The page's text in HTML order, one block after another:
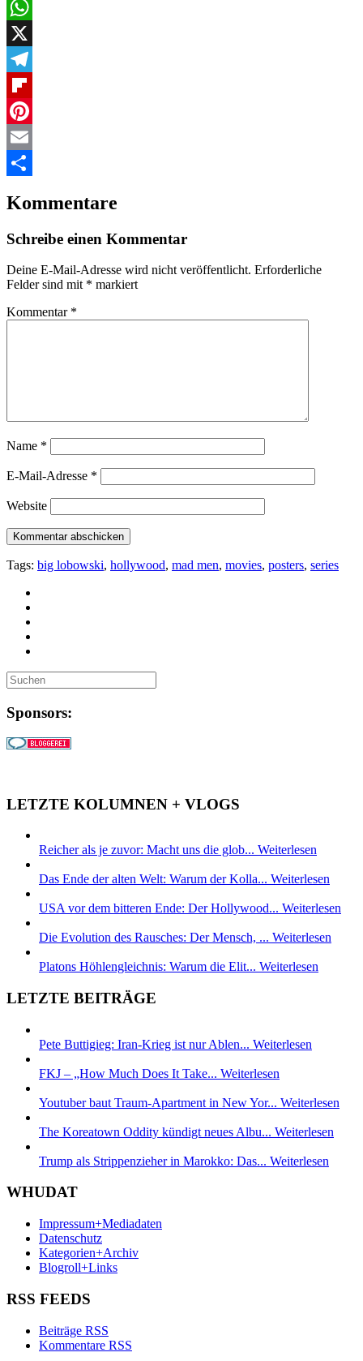
Facebook
WhatsApp
X
Telegram
Flipboard
Pinterest
Email
Kommentare
Schreibe einen Kommentar
Deine E-Mail-Adresse wird nicht veröffentlicht. Erforderliche
Felder sind mit * markiert
Kommentar *
Name *
E-Mail-Adresse *
Website
Tags: big lobowski, hollywood, mad men, movies, posters, series
Sponsors:
LETZTE KOLUMNEN + VLOGS
Reicher als je zuvor: Macht uns die glob... Weiterlesen
Das Ende der alten Welt: Warum der Kolla... Weiterlesen
USA vor dem bitteren Ende: Der Hollywood... Weiterlesen
Die Evolution des Rausches: Der Mensch, ... Weiterlesen
Platons Höhlengleichnis: Warum die Elit... Weiterlesen
LETZTE BEITRÄGE
Pete Buttigieg: Iran-Krieg ist nur Ablen... Weiterlesen
FKJ – „How Much Does It Take... Weiterlesen
Youtuber baut Traum-Apartment in New Yor... Weiterlesen
The Koreatown Oddity kündigt neues Albu... Weiterlesen
Trump als Strippenzieher in Marokko: Das... Weiterlesen
WHUDAT
Impressum+Mediadaten
Datenschutz
Kategorien+Archiv
Blogroll+Links
RSS FEEDS
Beiträge RSS
Kommentare RSS